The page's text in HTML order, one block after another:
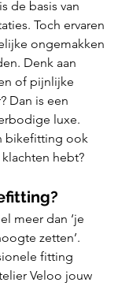
de basis van
Toch ervaren
ongemakken
Denk aan
of pijnlijke
Dan is een
luxe.
bikefitting ook
hebt?
meer dan ‘je
zetten’.
fitting
Veloo jouw